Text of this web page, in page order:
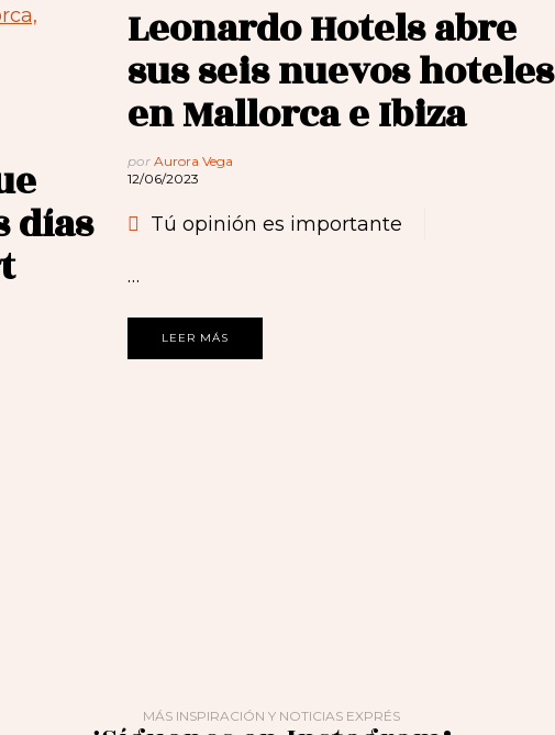
días
Leonardo Hotels abre
sus seis nuevos hoteles
en Mallorca e Ibiza
por Aurora Vega
12/06/2023
Tú opinión es importante
…
LEER MÁS
MÁS INSPIRACIÓN Y NOTICIAS EXPRÉS